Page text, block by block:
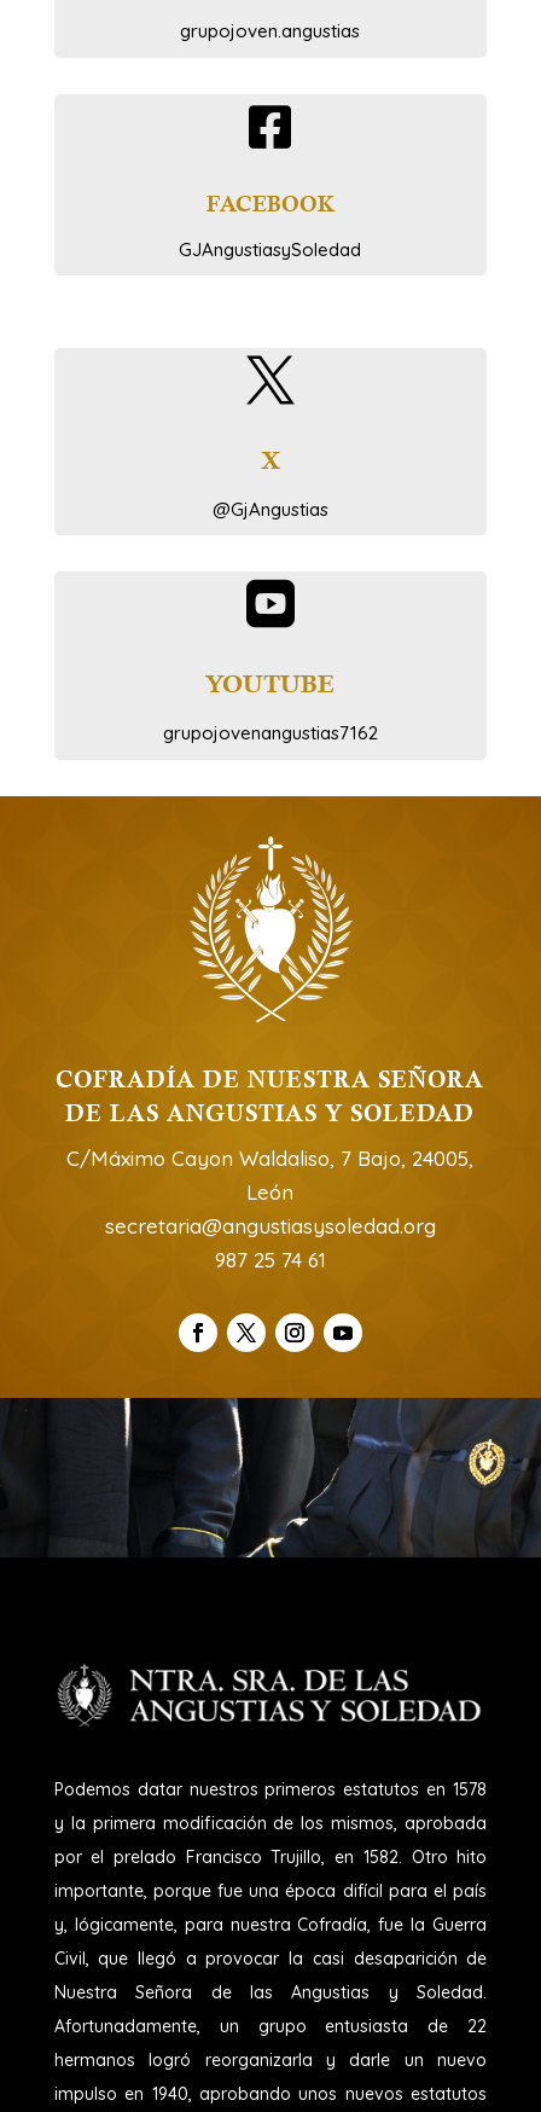
grupojoven.angustias

FACEBOOK
GJAngustiasySoledad

X
@GjAngustias

YOUTUBE
grupojovenangustias7162
COFRADÍA DE NUESTRA SEÑORA
DE LAS ANGUSTIAS Y SOLEDAD
C/Máximo Cayon Waldaliso, 7 Bajo, 24005,
León
secretaria@angustiasysoledad.org
987 25 74 61
Podemos datar nuestros primeros estatutos en 1578
y la primera modificación de los mismos, aprobada
por el prelado Francisco Trujillo, en 1582. Otro hito
importante, porque fue una época difícil para el país
y, lógicamente, para nuestra Cofradía, fue la Guerra
Civil, que llegó a provocar la casi desaparición de
Nuestra Señora de las Angustias y Soledad.
Afortunadamente, un grupo entusiasta de 22
hermanos logró reorganizarla y darle un nuevo
impulso en 1940, aprobando unos nuevos estatutos